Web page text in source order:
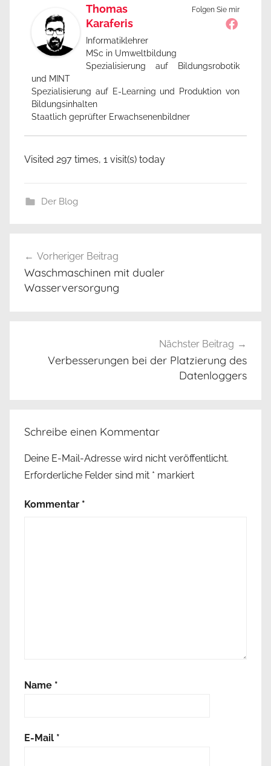
Folgen Sie mir
Thomas
Karaferis
Informatiklehrer
MSc in Umweltbildung
Spezialisierung auf Bildungsrobotik
und MINT
Spezialisierung auf E-Learning und Produktion von
Bildungsinhalten
Staatlich geprüfter Erwachsenenbildner
Visited 297 times, 1 visit(s) today
Der Blog
Navigation
Vorheriger Beitrag
Waschmaschinen mit dualer
Wasserversorgung
Nächster Beitrag
Verbesserungen bei der Platzierung des
Datenloggers
Schreibe einen Kommentar
Deine E-Mail-Adresse wird nicht veröffentlicht.
Erforderliche Felder sind mit * markiert
Kommentar *
Name *
E-Mail *